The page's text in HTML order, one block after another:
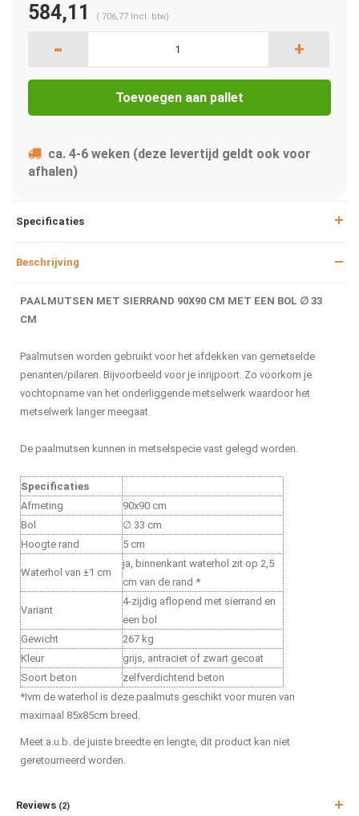
584,11 ( 706,77 Incl. btw)
- +
Toevoegen aan pallet
ca. 4-6 weken (deze levertijd geldt ook voor
afhalen)
Specificaties
Beschrijving
PAALMUTSEN MET SIERRAND 90X90 CM MET EEN BOL ∅ 33
CM
Paalmutsen worden gebruikt voor het afdekken van gemetselde
penanten/pilaren. Bijvoorbeeld voor je inrijpoort. Zo voorkom je
vochtopname van het onderliggende metselwerk waardoor het
metselwerk langer meegaat.
De paalmutsen kunnen in metselspecie vast gelegd worden.
Specificaties
Afmeting
90x90 cm
Bol
∅ 33 cm
Hoogte rand
5 cm
Waterhol van ±1 cm
ja, binnenkant waterhol zit op 2,5
cm van de rand *
Variant
4-zijdig aflopend met sierrand en
een bol
Gewicht
267 kg
Kleur
grijs, antraciet of zwart gecoat
Soort beton
zelfverdichtend beton
*Ivm de waterhol is deze paalmuts geschikt voor muren van
maximaal 85x85cm breed.
Meet a.u.b. de juiste breedte en lengte, dit product kan niet
geretourneerd worden.
Reviews (2)